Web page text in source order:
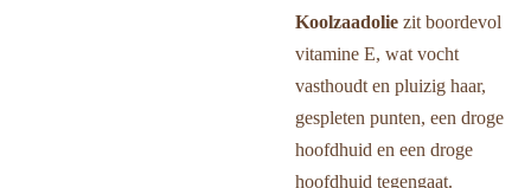
Koolzaadolie zit boordevol
vitamine E, wat vocht
vasthoudt en pluizig haar,
gespleten punten, een droge
hoofdhuid en een droge
hoofdhuid tegengaat.